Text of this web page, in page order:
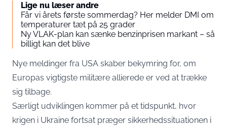
Lige nu læser andre
Får vi årets første sommerdag? Her melder DMI om
temperaturer tæt på 25 grader
Ny VLAK-plan kan sænke benzinprisen markant – så
billigt kan det blive
Nye meldinger fra USA skaber bekymring for, om
Europas vigtigste militære allierede er ved at trække
sig tilbage.
Særligt udviklingen kommer på et tidspunkt, hvor
krigen i Ukraine fortsat præger sikkerhedssituationen i